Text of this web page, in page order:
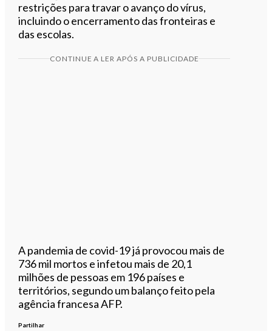
restrições para travar o avanço do vírus,
incluindo o encerramento das fronteiras e
das escolas.
CONTINUE A LER APÓS A PUBLICIDADE
A pandemia de covid-19 já provocou mais de
736 mil mortos e infetou mais de 20,1
milhões de pessoas em 196 países e
territórios, segundo um balanço feito pela
agência francesa AFP.
Partilhar